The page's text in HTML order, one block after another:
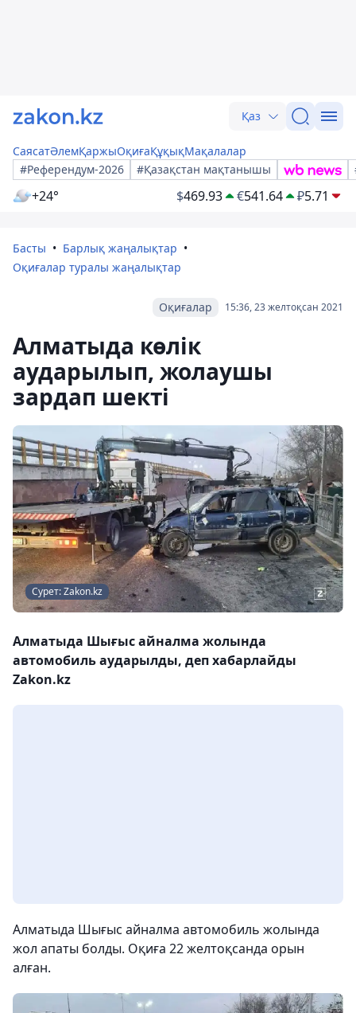
Қаз
СаясатӘлемҚаржыОқиғаҚұқықМақалалар
#Референдум-2026
#Қазақстан мақтанышы
+24° $469.93 €541.64 ₽5.71
Басты
Барлық жаңалықтар
Оқиғалар туралы жаңалықтар
15:36, 23 желтоқсан 2021
Оқиғалар
Алматыда көлік
аударылып, жолаушы
зардап шекті
Сурет: Zakon.kz
Алматыда Шығыс айналма жолында
автомобиль аударылды, деп хабарлайды
Zakon.kz
Алматыда Шығыс айналма автомобиль жолында
жол апаты болды. Оқиға 22 желтоқсанда орын
алған.